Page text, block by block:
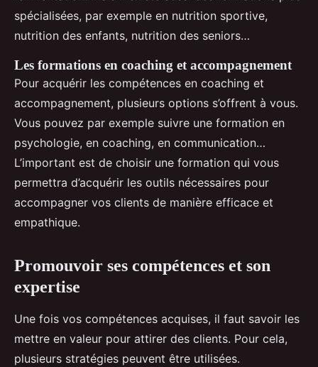
spécialisées, par exemple en nutrition sportive,
nutrition des enfants, nutrition des seniors…
Les formations en coaching et accompagnement
Pour acquérir les compétences en coaching et
accompagnement, plusieurs options s’offrent à vous.
Vous pouvez par exemple suivre une formation en
psychologie, en coaching, en communication…
L’important est de choisir une formation qui vous
permettra d’acquérir les outils nécessaires pour
accompagner vos clients de manière efficace et
empathique.
Promouvoir ses compétences et son
expertise
Une fois vos compétences acquises, il faut savoir les
mettre en valeur pour attirer des clients. Pour cela,
plusieurs stratégies peuvent être utilisées.